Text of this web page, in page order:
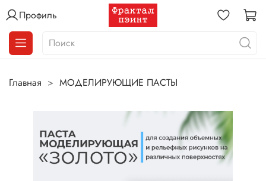
Профиль
Главная МОДЕЛИРУЮЩИЕ ПАСТЫ